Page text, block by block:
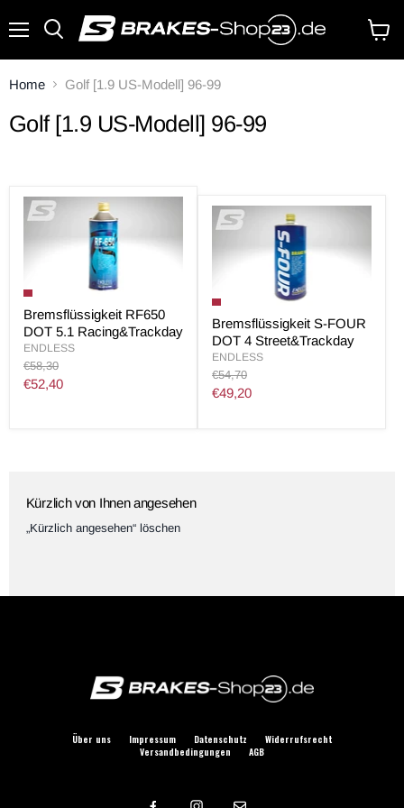
Home Golf [1.9 US-Modell] 96-99
Golf [1.9 US-Modell] 96-99
Bremsflüssigkeit RF650
DOT 5.1 Racing&Trackday
ENDLESS
Original
Preis
€58,30
Aktueller
€52,40
Bremsflüssigkeit S-FOUR
DOT 4 Street&Trackday
ENDLESS
Original
Preis
€54,70
Aktueller
€49,20
Kürzlich von Ihnen angesehen
„Kürzlich angesehen“ löschen
Über uns Impressum Datenschutz
Widerrufsrecht
Versandbedingungen
AGB